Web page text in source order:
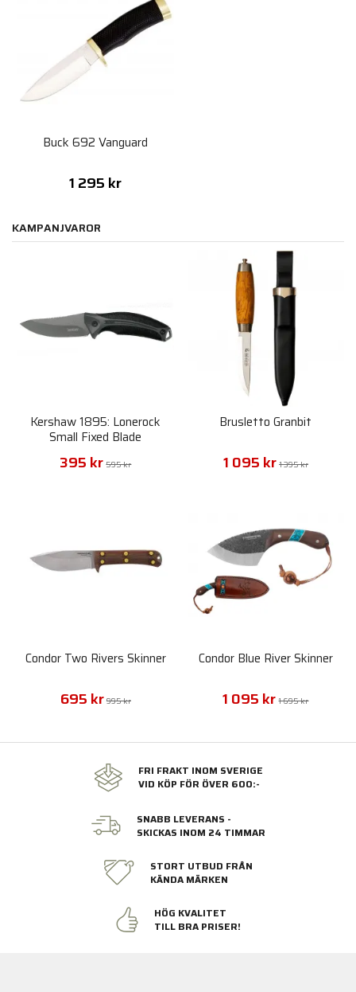
Buck 692 Vanguard
1 295 kr
KAMPANJVAROR
Kershaw 1895: Lonerock
Small Fixed Blade
395 kr 595 kr
Brusletto Granbit
1 095 kr 1 395 kr
Condor Two Rivers Skinner
695 kr 995 kr
Condor Blue River Skinner
1 095 kr 1 695 kr
FRI FRAKT INOM SVERIGE
VID KÖP FÖR ÖVER 600:-
SNABB LEVERANS -
SKICKAS INOM 24 TIMMAR
STORT UTBUD FRÅN
KÄNDA MÄRKEN
HÖG KVALITET
TILL BRA PRISER!